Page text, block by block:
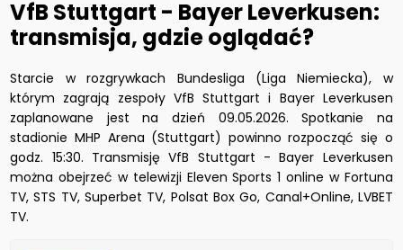
VfB Stuttgart - Bayer Leverkusen:
transmisja, gdzie oglądać?
Starcie w rozgrywkach Bundesliga (Liga Niemiecka), w
którym zagrają zespoły VfB Stuttgart i Bayer Leverkusen
zaplanowane jest na dzień 09.05.2026. Spotkanie na
stadionie MHP Arena (Stuttgart) powinno rozpocząć się o
godz. 15:30. Transmisję VfB Stuttgart - Bayer Leverkusen
można obejrzeć w telewizji Eleven Sports 1 online w Fortuna
TV, STS TV, Superbet TV, Polsat Box Go, Canal+Online, LVBET
TV.